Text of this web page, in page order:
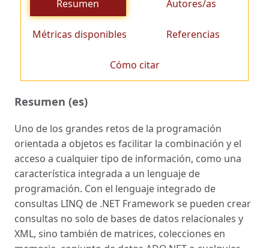
Resumen Autores/as
Métricas disponibles Referencias
Cómo citar
Resumen (es)
Uno de los grandes retos de la programación
orientada a objetos es facilitar la combinación y el
acceso a cualquier tipo de información, como una
característica integrada a un lenguaje de
programación. Con el lenguaje integrado de
consultas LINQ de .NET Framework se pueden crear
consultas no solo de bases de datos relacionales y
XML, sino también de matrices, colecciones en